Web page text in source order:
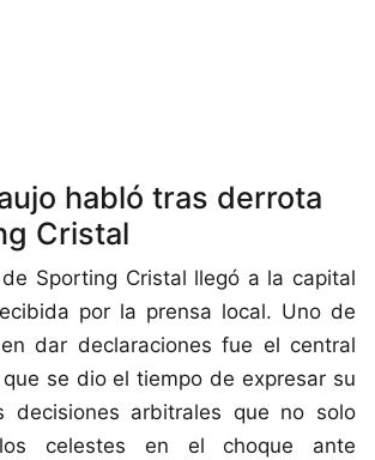
habló tras derrota
Cristal
Sporting Cristal llegó a la capital
por la prensa local. Uno de
dar declaraciones fue el central
se dio el tiempo de expresar su
decisiones arbitrales que no solo
celestes en el choque ante